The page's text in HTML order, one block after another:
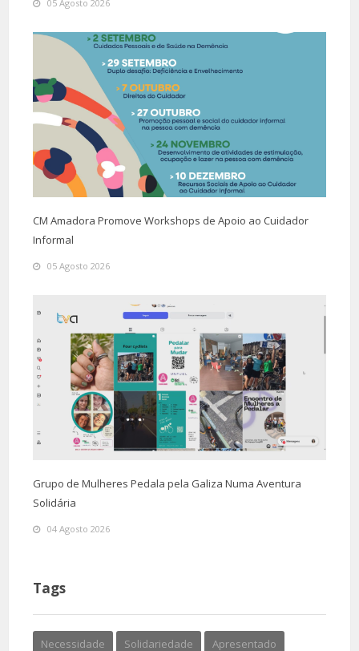
05 Agosto 2026
CM Amadora Promove Workshops de Apoio ao Cuidador
Informal
05 Agosto 2026
Grupo de Mulheres Pedala pela Galiza Numa Aventura
Solidária
04 Agosto 2026
Tags
Necessidade Solidariedade Apresentado